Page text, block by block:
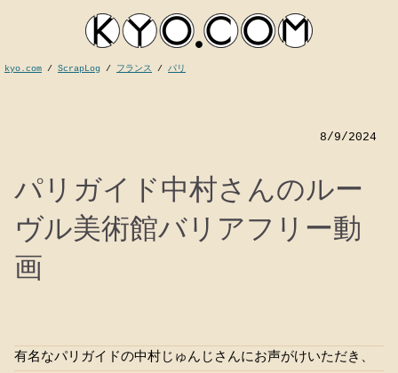
kyo.com / ScrapLog / フランス / パリ
8/9/2024
パリガイド中村さんのルー
ヴル美術館バリアフリー動
画
有名なパリガイドの中村じゅんじさんにお声がけいただき、